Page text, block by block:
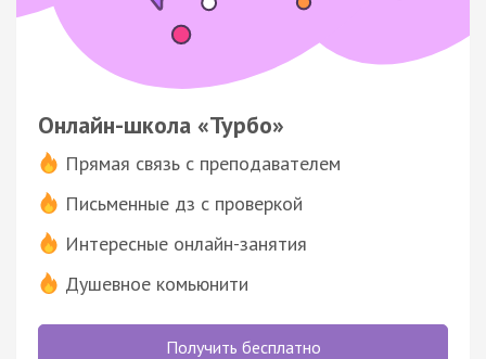
Онлайн-школа «Турбо»
Прямая связь с преподавателем
Письменные дз с проверкой
Интересные онлайн-занятия
Душевное комьюнити
Получить бесплатно